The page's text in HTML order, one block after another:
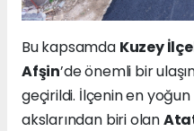
Bu kapsamda Kuzey
Afşin’de önemli bir
geçirildi. İlçenin en yoğun
akslarından biri olan